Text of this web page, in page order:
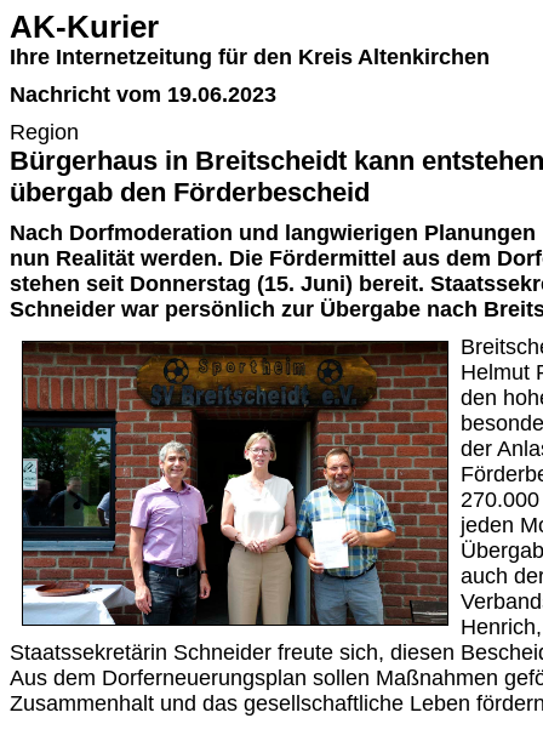
AK-Kurier
Ihre Internetzeitung für den Kreis Altenkirchen
Nachricht vom 19.06.2023
Region
Bürgerhaus in Breitscheidt kann
übergab den Förderbescheid
Nach Dorfmoderation und langwierigen
nun Realität werden. Die Fördermittel aus dem
stehen seit Donnerstag (15. Juni) bereit.
Schneider war persönlich zur Übergabe nach
Helmut
den
der
jeden
auch
Staatssekretärin Schneider freute sich, diesen
Aus dem Dorferneuerungsplan sollen Maßnahmen
Zusammenhalt und das gesellschaftliche Leben